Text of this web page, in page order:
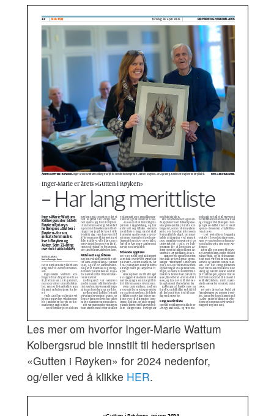
Les mer om hvorfor Inger-Marie Wattum
Kolbergsrud ble innstilt til hedersprisen
«Gutten i Røyken» for 2024 nedenfor,
og/eller ved å klikke HER.